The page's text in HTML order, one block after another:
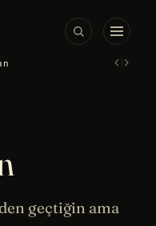
‹›
geçtiğin ama